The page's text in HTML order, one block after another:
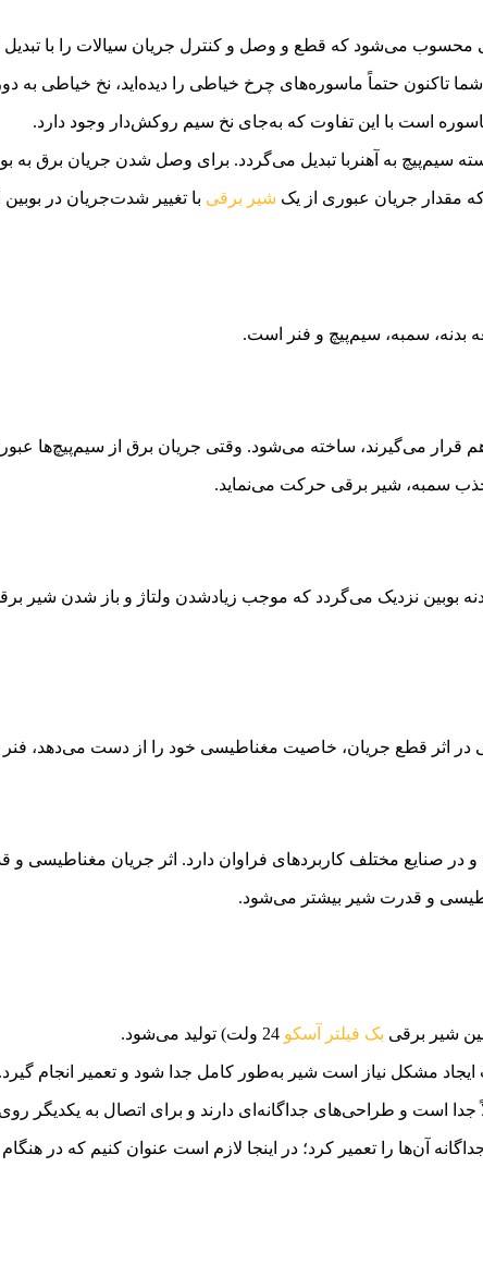
می‌شود که قطع و وصل و کنترل جریان سیالات را با تبدیل
شما تاکنون حتماً ماسوره‌های چرخ خیاطی را دیده‌اید، نخ خیاطی
است با این تفاوت که به‌جای نخ سیم روکش‌دار وجود دارد.
سیم‌پیچ به آهنربا تبدیل می‌گردد. برای وصل شدن جریان برق به
مقدار جریان عبوری از یک شیر برقی با تغییر شدت‌جریان در
بدنه، سمبه، سیم‌پیچ و فنر است.
قرار می‌گیرند، ساخته می‌شود. وقتی جریان برق از سیم‌پیچ‌ها عبور
جذب سمبه، شیر برقی حرکت می‌نماید.
بوبین نزدیک می‌گردد که موجب زیادشدن ولتاژ و باز شدن شیر
اثر قطع جریان، خاصیت مغناطیسی خود را از دست می‌دهد، فنر
صنایع مختلف کاربردهای فراوان دارد. اثر جریان مغناطیسی و
و قدرت شیر بیشتر می‌شود.
شیر برقی بک فیلتر آسکو
مشکل نیاز است شیر به‌طور کامل جدا شود و تعمیر انجام گیرد.
جدا است و طراحی‌های جداگانه‌ای دارند و برای اتصال به یکدیگر
آن‌ها را تعمیر کرد؛ در اینجا لازم است عنوان کنیم که در